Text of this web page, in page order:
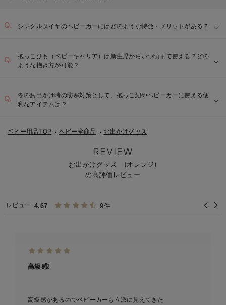
シングルタイヤのベビーカーにはどのような特徴・メリットがある？
抱っこひも（ベビーキャリア）は新生児からいつ頃まで使える？どの
ような抱き方が可能？
冬のお出かけ時の防寒対策として、抱っこ紐やベビーカーに使える便
利なアイテムは？
ベビー用品TOP ＞ ベビー全商品 ＞ お出かけグッズ
REVIEW
お出かけグッズ (オレンジ)
の高評価レビュー
レビュー 4.67 9件
高級感!
高級感があるのでベビーカーも立派に見えてきた